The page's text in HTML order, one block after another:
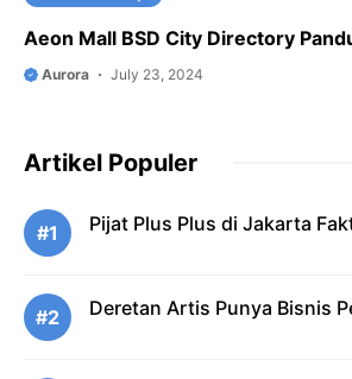
Aeon Mall BSD City Directory
Aurora July 23, 2024
Artikel Populer
#1 Pijat Plus Plus di Jakarta
#2 Deretan Artis Punya Bisnis